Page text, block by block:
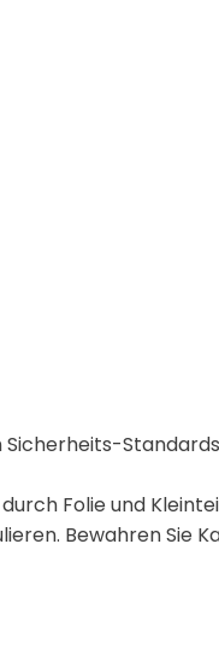
Standards
Folie und
Bewahren Sie